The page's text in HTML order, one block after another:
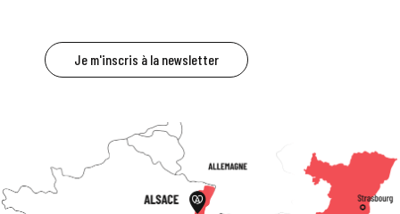
Je m'inscris à la newsletter